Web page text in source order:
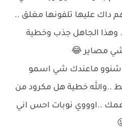
داك عليها تلفونها مغلق ..
الجاهل جذب وخطية
شي مصاير 😂
شنوو ماعندك شي اسمو
خطية هل مكرود من
..اوووي نوبات احس اني